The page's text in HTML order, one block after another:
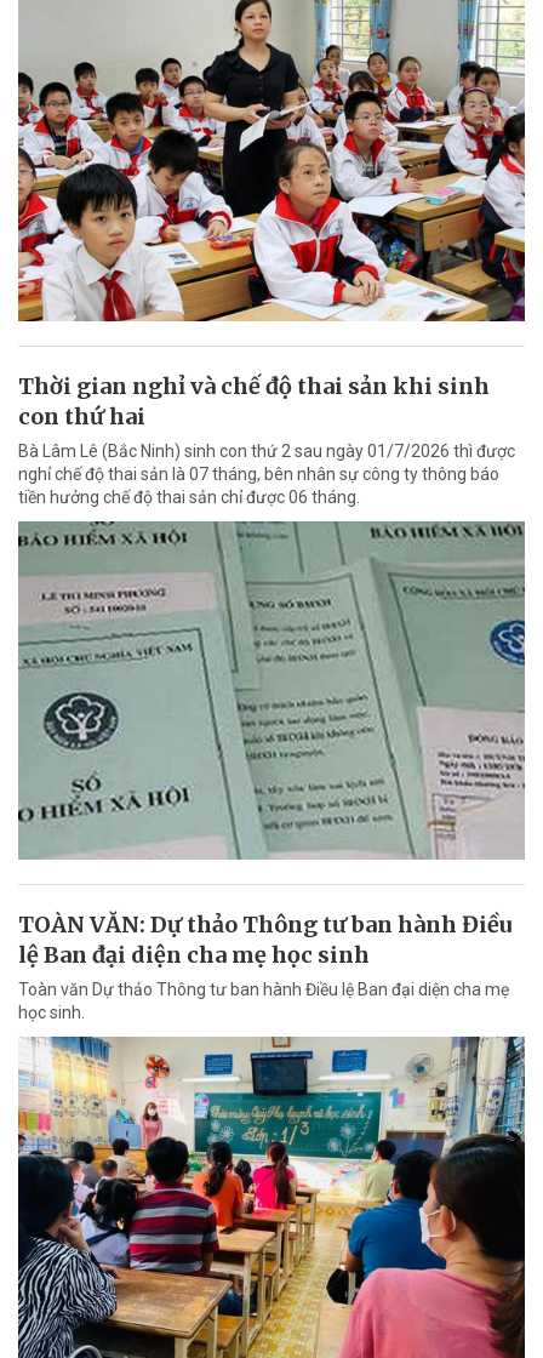
Thời gian nghỉ và chế độ thai sản khi sinh
con thứ hai
Bà Lâm Lê (Bắc Ninh) sinh con thứ 2 sau ngày 01/7/2026 thì được
nghỉ chế độ thai sản là 07 tháng, bên nhân sự công ty thông báo
tiền hưởng chế độ thai sản chỉ được 06 tháng.
TOÀN VĂN: Dự thảo Thông tư ban hành Điều
lệ Ban đại diện cha mẹ học sinh
Toàn văn Dự thảo Thông tư ban hành Điều lệ Ban đại diện cha mẹ
học sinh.